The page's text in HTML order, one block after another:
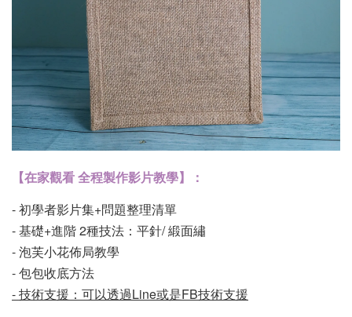
【在家觀看 全程製作影片教學】：
- 初學者影片集+問題整理清單
-基礎+進階 2種技法：平針/ 緞面繡
- 泡芙小花佈局教學
- 包包收底方法
-技術支援：可以透過Line或是FB技術支援